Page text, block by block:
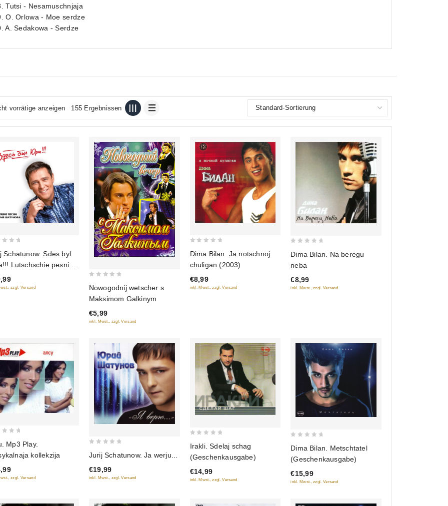
Tutsi - Nesamuschnjaja
O. Orlowa - Moe serdze
A. Sedakowa - Serdze
vorrätige anzeigen 155 Ergebnissen
Schatunow. Sdes byl
Lutschschie pesni (2
Edition)
zzgl. Versand
of
5
Nowogodnij wetscher s
Maksimom Galkinym
€5,99
inkl. Mwst., zzgl. Versand
of
5
Dima Bilan. Ja notschnoj
chuligan (2003)
€8,99
inkl. Mwst., zzgl. Versand
of
5
Dima Bilan. Na beregu
neba
€8,99
inkl. Mwst., zzgl. Versand
‎Mp3 Play.
kollekzija
zzgl. Versand
of
5
Jurij Schatunow. Ja werju...
€19,99
inkl. Mwst., zzgl. Versand
of
5
Irakli. Sdelaj schag
(Geschenkausgabe)
€14,99
inkl. Mwst., zzgl. Versand
of
5
Dima Bilan. Metschtatel
(Geschenkausgabe)
€15,99
inkl. Mwst., zzgl. Versand